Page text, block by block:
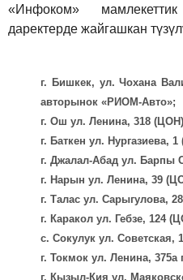
«Инфоком»
даректерде жайгашкан
г. Бишкек, ул. Чохана
авторынок «РИОМ-Авто»;
г. Ош ул. Ленина, 318
г. Баткен ул. Нургазиева,
г. Джалал-Абад ул. Барпы
г. Нарын ул. Ленина, 39
г. Талас ул. Сарыгулова,
г. Каракол ул. Гебзе, 124
с. Сокулук ул. Советская,
г. Токмок ул. Ленина, 375а
г. Кызыл-Кия ул.